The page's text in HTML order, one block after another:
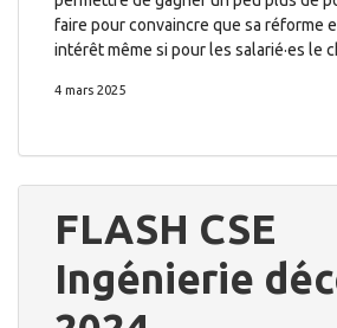
faire pour convaincre que sa réforme
intérêt même si pour les salarié·es le
4 mars 2025
FLASH CSE
Ingénierie